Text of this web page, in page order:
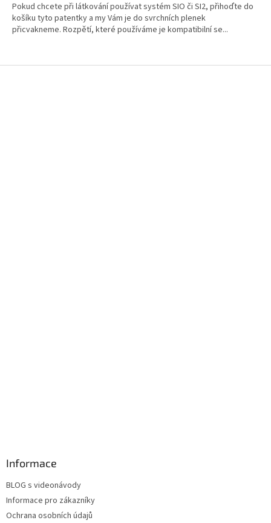
Pokud chcete při látkování používat systém SIO či SI2, přihoďte do
košíku tyto patentky a my Vám je do svrchních plenek
přicvakneme. Rozpětí, které používáme je kompatibilní se...
Informace
BLOG s videonávody
Informace pro zákazníky
Ochrana osobních údajů